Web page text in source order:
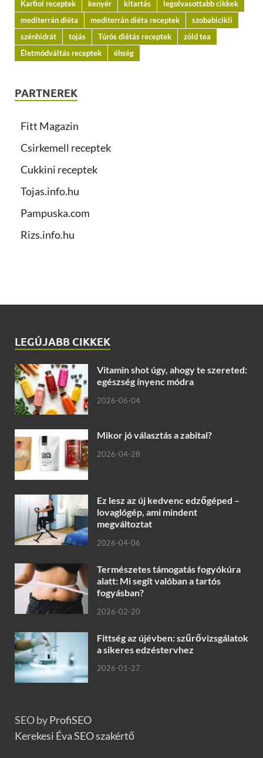
Karfiol receptek kenyér kitartás
legolvasottabb cikkek
mediterrán diéta
mediterrán diéta receptek
szobabicikli
szénhidrát
tojás Túrós diétás receptek
zöld tea
Életmódváltás receptek
éhség
PARTNEREK
Fitt Magazin
Csirkemell receptek
Cukkini receptek
Tojas.info.hu
Pampuska.com
Rizs.info.hu
LEGÚJABB CIKKEK
Vitamin shot úgy, ahogy te szereted:
egészség ínyenc módra
2026-06-04
Mikor jó választás a zabital?
2026-04-28
Ez lesz az új kedvenc edzőgéped –
lovaglógép, ami mindent
megváltoztat
2026-04-06
Természetes támogatás fogyókúra
alatt: Mi segít valóban a tartós
fogyásban?
2026-02-20
Fittség az újévben: szűrővizsgálatok
a sikeres edzéstervhez
2026-01-27
SEO byProfiSEO
Kerekesi Éva SEO szakértő